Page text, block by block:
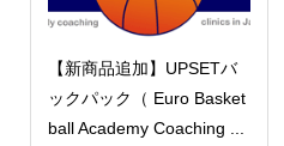
【新商品追加】UPSETバ
ックパック（ Euro Basket
ball Academy Coaching ...